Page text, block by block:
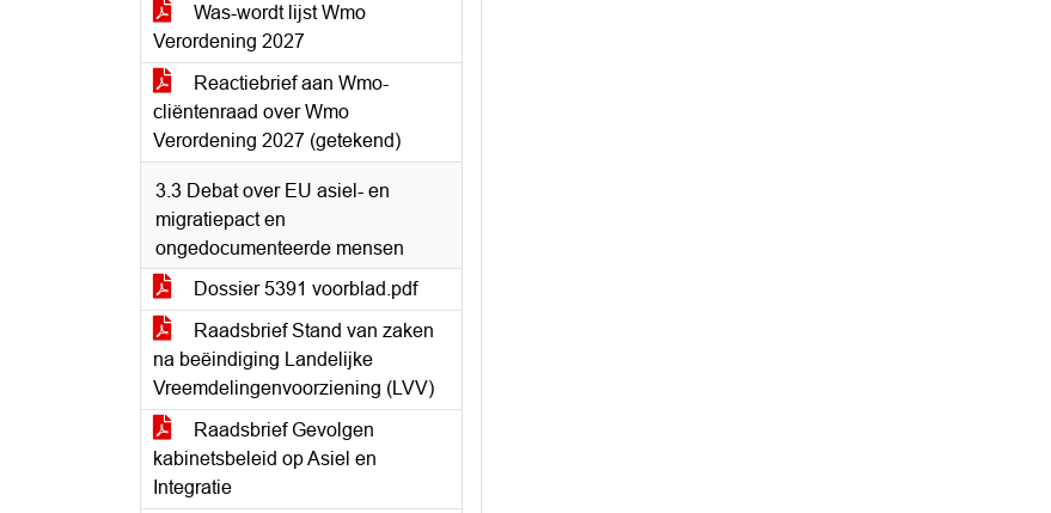
Was-wordt lijst Wmo
Verordening 2027
Reactiebrief aan Wmo-
cliëntenraad over Wmo
Verordening 2027 (getekend)
3.3 Debat over EU asiel- en
migratiepact en
ongedocumenteerde mensen
Dossier 5391 voorblad.pdf
Raadsbrief Stand van zaken
na beëindiging Landelijke
Vreemdelingenvoorziening (LVV)
Raadsbrief Gevolgen
kabinetsbeleid op Asiel en
Integratie